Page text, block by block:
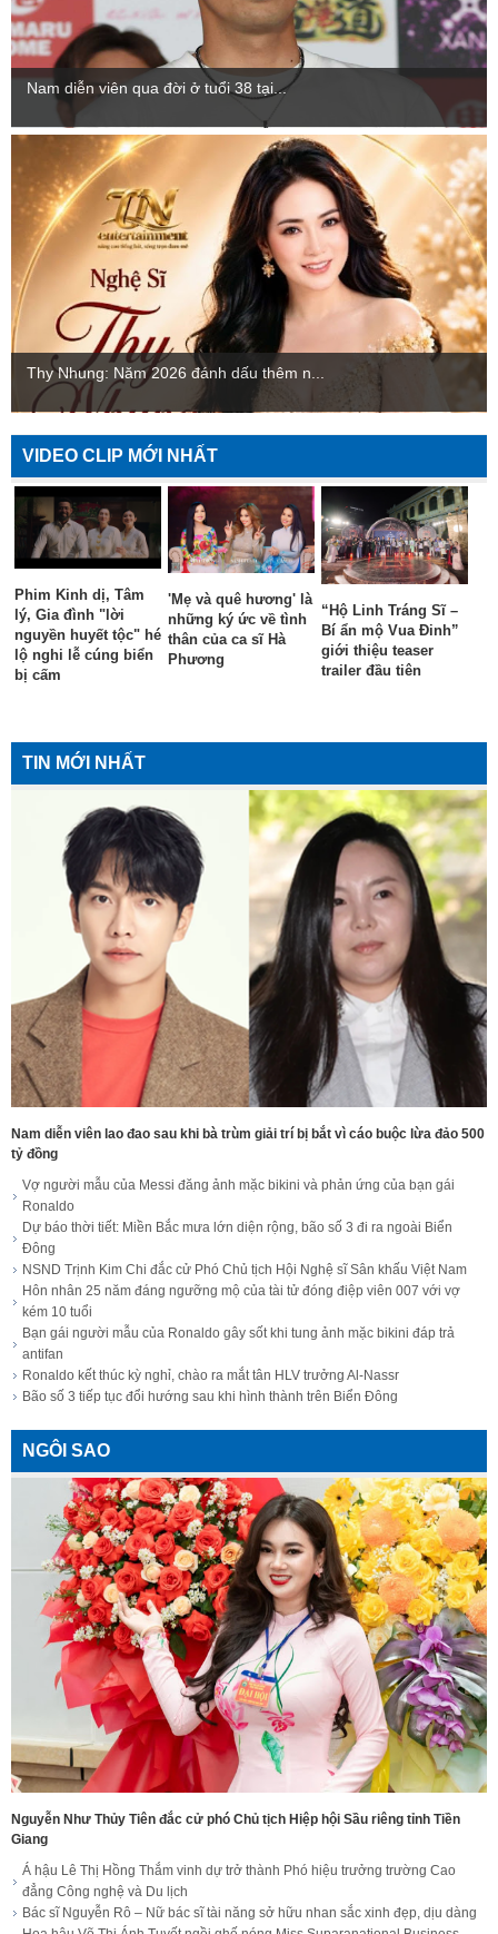
Nam diễn viên qua đời ở tuổi 38 tại...
Thy Nhung: Năm 2026 đánh dấu thêm n...
VIDEO CLIP MỚI NHẤT
Phim Kinh dị, Tâm
lý, Gia đình "lời
nguyền huyết tộc" hé
lộ nghi lễ cúng biển
bị cấm
'Mẹ và quê hương' là
những ký ức về tình
thân của ca sĩ Hà
Phương
“Hộ Linh Tráng Sĩ –
Bí ẩn mộ Vua Đinh”
giới thiệu teaser
trailer đầu tiên
TIN MỚI NHẤT
Nam diễn viên lao đao sau khi bà trùm giải trí bị bắt vì cáo buộc lừa đảo 500
tỷ đồng
Vợ người mẫu của Messi đăng ảnh mặc bikini và phản ứng của bạn gái
Ronaldo
Dự báo thời tiết: Miền Bắc mưa lớn diện rộng, bão số 3 đi ra ngoài Biển
Đông
NSND Trịnh Kim Chi đắc cử Phó Chủ tịch Hội Nghệ sĩ Sân khấu Việt Nam
Hôn nhân 25 năm đáng ngưỡng mộ của tài tử đóng điệp viên 007 với vợ
kém 10 tuổi
Bạn gái người mẫu của Ronaldo gây sốt khi tung ảnh mặc bikini đáp trả
antifan
Ronaldo kết thúc kỳ nghỉ, chào ra mắt tân HLV trưởng Al-Nassr
Bão số 3 tiếp tục đổi hướng sau khi hình thành trên Biển Đông
NGÔI SAO
Nguyễn Như Thủy Tiên đắc cử phó Chủ tịch Hiệp hội Sầu riêng tỉnh Tiền
Giang
Á hậu Lê Thị Hồng Thắm vinh dự trở thành Phó hiệu trưởng trường Cao
đẳng Công nghệ và Du lịch
Bác sĩ Nguyễn Rô – Nữ bác sĩ tài năng sở hữu nhan sắc xinh đẹp, dịu dàng